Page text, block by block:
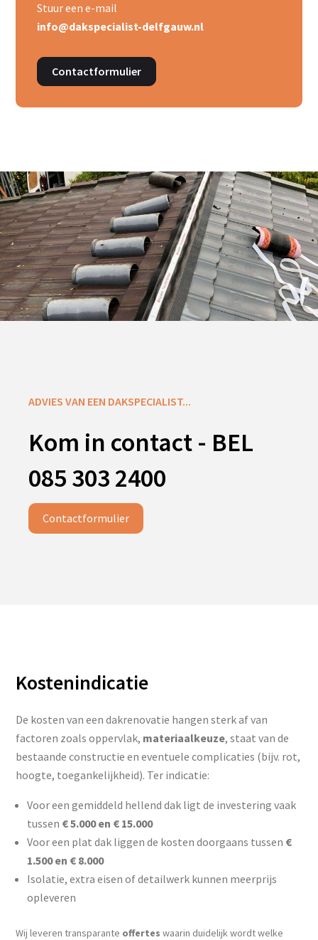
Stuur een e-mail
info@dakspecialist-delfgauw.nl
Contactformulier
ADVIES VAN EEN DAKSPECIALIST...
Kom in contact - BEL
085 303 2400
Contactformulier
Kostenindicatie
De kosten van een dakrenovatie hangen sterk af van
factoren zoals oppervlak, materiaalkeuze, staat van de
bestaande constructie en eventuele complicaties (bijv. rot,
hoogte, toegankelijkheid). Ter indicatie:
Voor een gemiddeld hellend dak ligt de investering vaak
tussen € 5.000 en € 15.000
Voor een plat dak liggen de kosten doorgaans tussen €
1.500 en € 8.000
Isolatie, extra eisen of detailwerk kunnen meerprijs
opleveren
Wij leveren transparante offertes waarin duidelijk wordt welke